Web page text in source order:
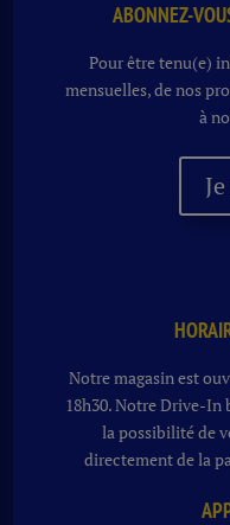
ABONNEZ-
Pour être tenu(e)
mensuelles, de nos
à
Notre magasin est
18h30. NotreDrive-In
la possibilité de
directement de la